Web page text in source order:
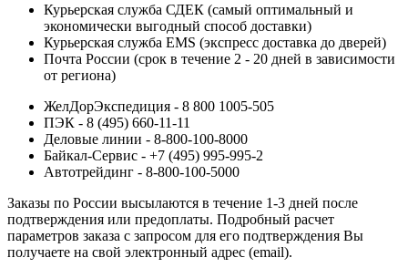
Курьерская служба СДЕК (самый оптимальный и
экономически выгодный способ доставки)
Курьерская служба EMS (экспресс доставка до дверей)
Почта России (срок в течение 2 - 20 дней в зависимости
от региона)
ЖелДорЭкспедиция - 8 800 1005-505
ПЭК - 8 (495) 660-11-11
Деловые линии - 8-800-100-8000
Байкал-Сервис - +7 (495) 995-995-2
Автотрейдинг - 8-800-100-5000
Заказы по России высылаются в течение 1-3 дней после
подтверждения или предоплаты. Подробный расчет
параметров заказа с запросом для его подтверждения Вы
получаете на свой электронный адрес (email).